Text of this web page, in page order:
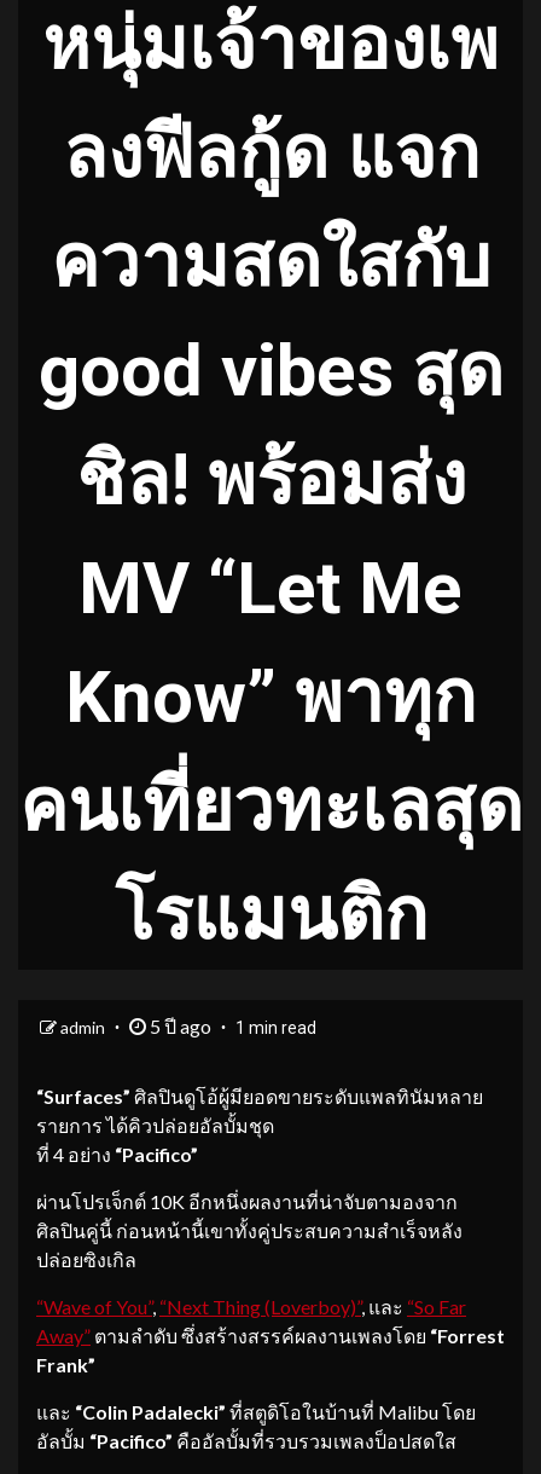
หนุ่มเจ้าของเพ
ลงฟีลกู้ด แจก
ความสดใสกับ
good vibes สุด
ชิล! พร้อมส่ง
MV “Let Me
Know” พาทุก
คนเที่ยวทะเลสุด
โรแมนติก
admin 5 ปี ago 1 min read
“Surfaces” ศิลปินดูโอ้ผู้มียอดขายระดับแพลทินัมหลาย
รายการ ได้คิวปล่อยอัลบั้มชุด
ที่ 4 อย่าง “Pacifico”
ผ่านโปรเจ็กต์ 10K อีกหนึ่งผลงานที่น่าจับตามองจาก
ศิลปินคู่นี้ ก่อนหน้านี้เขาทั้งคู่ประสบความสำเร็จหลัง
ปล่อยซิงเกิล
“Wave of You”, “Next Thing (Loverboy)”, และ “So Far
Away” ตามลำดับ ซึ่งสร้างสรรค์ผลงานเพลงโดย “Forrest
Frank”
และ “Colin Padalecki” ที่สตูดิโอในบ้านที่ Malibu โดย
อัลบั้ม “Pacifico” คืออัลบั้มที่รวบรวมเพลงป็อปสดใส